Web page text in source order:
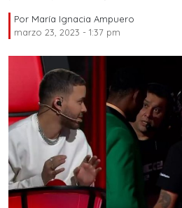
Por María Ignacia Ampuero
marzo 23, 2023 - 1:37 pm